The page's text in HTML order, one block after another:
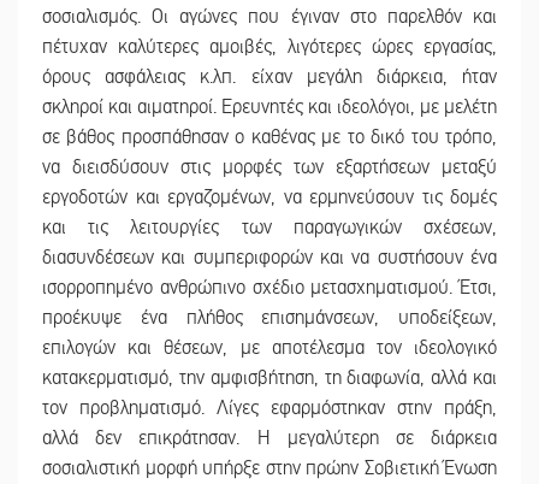
σοσιαλισμός. Οι αγώνες που έγιναν στο παρελθόν και
πέτυχαν καλύτερες αμοιβές, λιγότερες ώρες εργασίας,
όρους ασφάλειας κ.λπ. είχαν μεγάλη διάρκεια, ήταν
σκληροί και αιματηροί. Ερευνητές και ιδεολόγοι, με μελέτη
σε βάθος προσπάθησαν ο καθένας με το δικό του τρόπο,
να διεισδύσουν στις μορφές των εξαρτήσεων μεταξύ
εργοδοτών και εργαζομένων, να ερμηνεύσουν τις δομές
και τις λειτουργίες των παραγωγικών σχέσεων,
διασυνδέσεων και συμπεριφορών και να συστήσουν ένα
ισορροπημένο ανθρώπινο σχέδιο μετασχηματισμού. Έτσι,
προέκυψε ένα πλήθος επισημάνσεων, υποδείξεων,
επιλογών και θέσεων, με αποτέλεσμα τον ιδεολογικό
κατακερματισμό, την αμφισβήτηση, τη διαφωνία, αλλά και
τον προβληματισμό. Λίγες εφαρμόστηκαν στην πράξη,
αλλά δεν επικράτησαν. Η μεγαλύτερη σε διάρκεια
σοσιαλιστική μορφή υπήρξε στην πρώην Σοβιετική Ένωση